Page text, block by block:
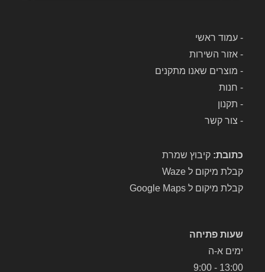
-עמוד ראשי
-אזור השירות
- מוצרים שאנו מתקנים
- חנות
- תקנון
- צור קשר
כתובת: קיבוץ שמרת
קבלת מיקום ל Waze
קבלת מיקום ל Google Maps
שעות פתיחה
ימים א-ה
13:00 - 9:00